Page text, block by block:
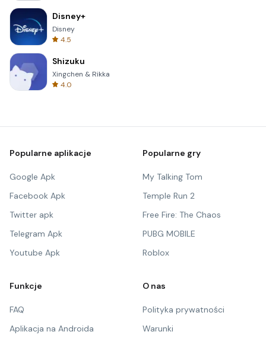
Disney+
Disney
4.5
Shizuku
Xingchen & Rikka
4.0
Popularne aplikacje
Google Apk
Facebook Apk
Twitter apk
Telegram Apk
Youtube Apk
Popularne gry
My Talking Tom
Temple Run 2
Free Fire: The Chaos
PUBG MOBILE
Roblox
Funkcje
FAQ
Aplikacja na Androida
O nas
Polityka prywatności
Warunki